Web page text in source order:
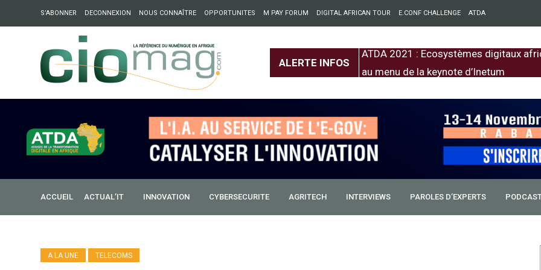
S’ABONNER DECONNEXION NOUS CONNAÎTRE OPPORTUNITES M PAY FORUM DIGITAL AFRICAN TOUR E.CONF CHALLENGE ATDA
ALERTE INFOS
: Partech Shaker lance Chapter54 pour créer des ponts entre l’Europe et
ATDA 2021 : Ecosystèmes digitaux
au menu de la keynote d’Inetum
ACCUEIL ACTUAL’IT INNOVATION CYBERSECURITE AGRITECH INTERVIEWS PAROLES D’EXPERTS
A LA UNE TELECOMS